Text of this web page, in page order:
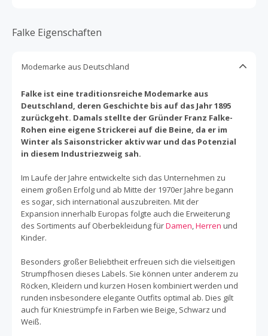
Falke Eigenschaften
Modemarke aus Deutschland
Falke ist eine traditionsreiche Modemarke aus
Deutschland, deren Geschichte bis auf das Jahr 1895
zurückgeht. Damals stellte der Gründer Franz Falke-
Rohen eine eigene Strickerei auf die Beine, da er im
Winter als Saisonstricker aktiv war und das Potenzial
in diesem Industriezweig sah.
Im Laufe der Jahre entwickelte sich das Unternehmen zu
einem großen Erfolg und ab Mitte der 1970er Jahre begann
es sogar, sich international auszubreiten. Mit der
Expansion innerhalb Europas folgte auch die Erweiterung
des Sortiments auf Oberbekleidung fürDamen,Herren und
Kinder.
Besonders großer Beliebtheit erfreuen sich die vielseitigen
Strumpfhosen dieses Labels. Sie können unter anderem zu
Röcken, Kleidern und kurzen Hosen kombiniert werden und
runden insbesondere elegante Outfits optimal ab. Dies gilt
auch für Kniestrümpfe in Farben wie Beige, Schwarz und
Weiß.